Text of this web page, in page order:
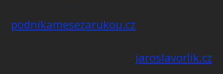
podnikamesezarukou.cz
jaroslavorlik.cz